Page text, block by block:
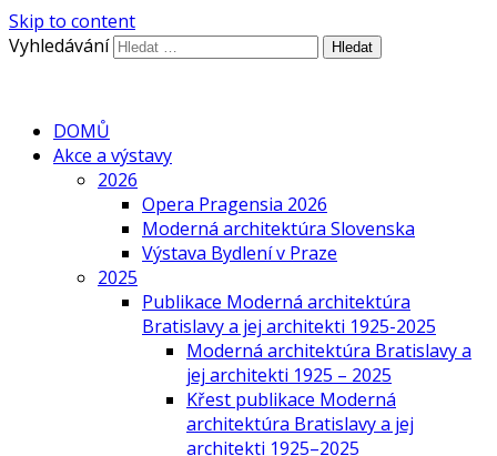
Skip to content
Vyhledávání
DOMŮ
Akce a výstavy
2026
Opera Pragensia 2026
Moderná architektúra Slovenska
Výstava Bydlení v Praze
2025
Publikace Moderná architektúra
Bratislavy a jej architekti 1925-2025
Moderná architektúra Bratislavy a
jej architekti 1925 – 2025
Křest publikace Moderná
architektúra Bratislavy a jej
architekti 1925–2025